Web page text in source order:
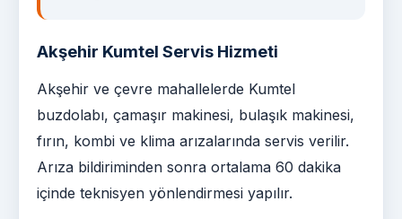
Akşehir Kumtel Servis Hizmeti
Akşehir ve çevre mahallelerde Kumtel
buzdolabı, çamaşır makinesi, bulaşık makinesi,
fırın, kombi ve klima arızalarında servis verilir.
Arıza bildiriminden sonra ortalama 60 dakika
içinde teknisyen yönlendirmesi yapılır.